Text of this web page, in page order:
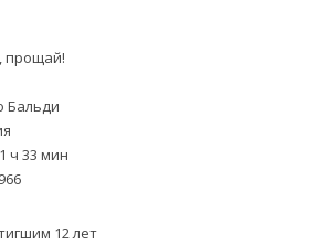
прощай!
Бальди
1 ч 33 мин
12 лет